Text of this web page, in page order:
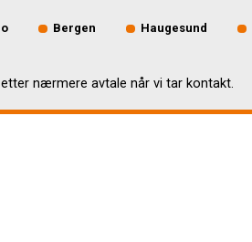
Bergen Haugesund
nærmere avtale når vi tar kontakt.